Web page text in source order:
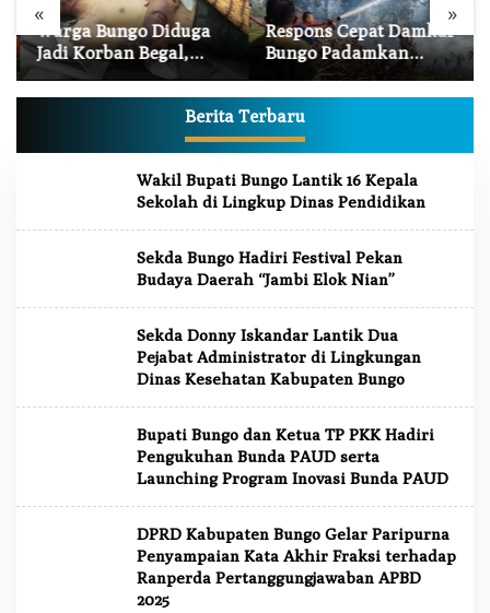
« »
Warga Bungo Diduga
Jadi Korban Begal,
Meninggal Dunia
Akibat Luka Bacok
Respons Cepat Damkar
Bungo Padamkan
Kebakaran Lahan di
Sungai Mengkuang
Berita Terbaru
N
M
Wakil Bupati Bungo Lantik 16 Kepala
Sekolah di Lingkup Dinas Pendidikan
Sekda Bungo Hadiri Festival Pekan
Budaya Daerah “Jambi Elok Nian”
Sekda Donny Iskandar Lantik Dua
Pejabat Administrator di Lingkungan
Dinas Kesehatan Kabupaten Bungo
Bupati Bungo dan Ketua TP PKK Hadiri
Pengukuhan Bunda PAUD serta
Launching Program Inovasi Bunda PAUD
DPRD Kabupaten Bungo Gelar Paripurna
Penyampaian Kata Akhir Fraksi terhadap
Ranperda Pertanggungjawaban APBD
2025